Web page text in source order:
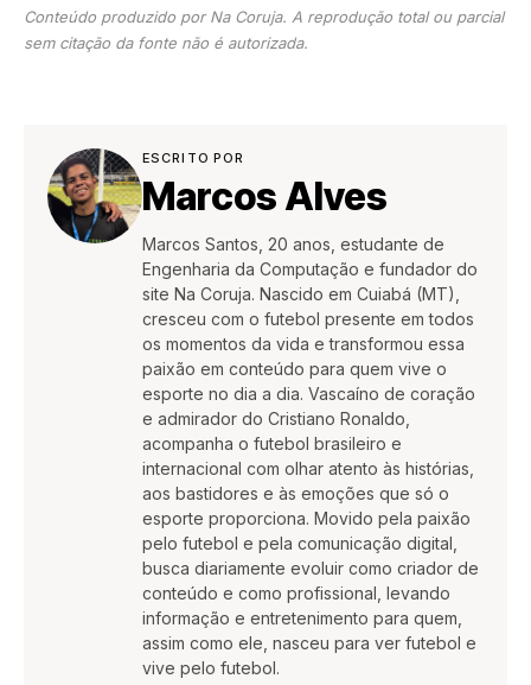
Conteúdo produzido por Na Coruja. A reprodução total ou parcial
sem citação da fonte não é autorizada.
ESCRITO POR
Marcos Alves
Marcos Santos, 20 anos, estudante de
Engenharia da Computação e fundador do
site Na Coruja. Nascido em Cuiabá (MT),
cresceu com o futebol presente em todos
os momentos da vida e transformou essa
paixão em conteúdo para quem vive o
esporte no dia a dia. Vascaíno de coração
e admirador do Cristiano Ronaldo,
acompanha o futebol brasileiro e
internacional com olhar atento às histórias,
aos bastidores e às emoções que só o
esporte proporciona. Movido pela paixão
pelo futebol e pela comunicação digital,
busca diariamente evoluir como criador de
conteúdo e como profissional, levando
informação e entretenimento para quem,
assim como ele, nasceu para ver futebol e
vive pelo futebol.